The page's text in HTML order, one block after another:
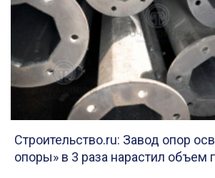
Строительство.ru: Завод опор
опоры» в 3 раза нарастил объем